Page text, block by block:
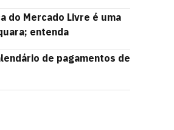
do Mercado Livre é uma
entenda
de pagamentos de